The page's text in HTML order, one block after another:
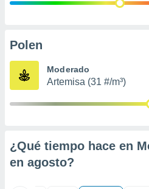
publicidad
de
Polen
Moderado
Artemisa (31 #/m³)
¿Qué tiempo hace en
en agosto?